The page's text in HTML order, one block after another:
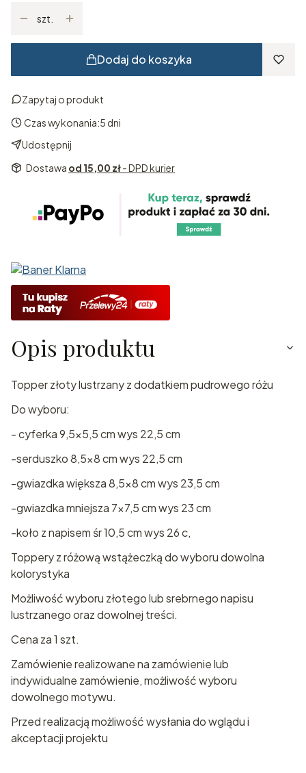
szt.
Dodaj do koszyka
Zapytaj o produkt
Czas wykonania:5 dni
Udostępnij
Dostawa od 15,00 zł- DPD kurier
Opis produktu
Topper złoty lustrzany z dodatkiem pudrowego różu
Do wyboru:
- cyferka 9,5x5,5 cm wys 22,5 cm
-serduszko 8,5x8 cm wys 22,5 cm
-gwiazdka większa 8,5x8 cm wys 23,5 cm
-gwiazdka mniejsza 7x7,5 cm wys 23 cm
-koło z napisem śr 10,5 cm wys 26 c,
Toppery z różową wstążeczką do wyboru dowolna
kolorystyka
Możliwość wyboru złotego lub srebrnego napisu
lustrzanego oraz dowolnej treści.
Cena za 1 szt.
Zamówienie realizowane na zamówienie lub
indywidualne zamówienie, możliwość wyboru
dowolnego motywu.
Przed realizacją możliwość wysłania do wglądu i
akceptacji projektu